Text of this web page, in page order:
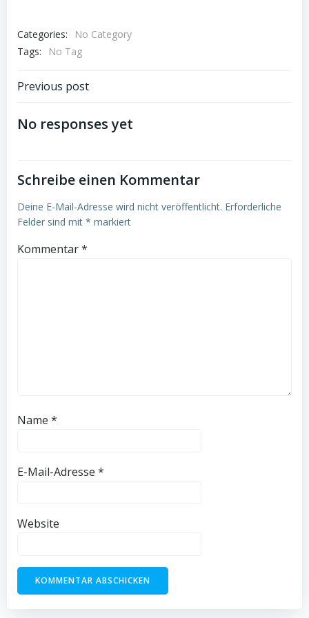
Categories:
No Category
Tags:
No Tag
Post
navigation
Previous post
No responses yet
Schreibe einen Kommentar
Deine E-Mail-Adresse wird nicht veröffentlicht. Erforderliche
Felder sind mit * markiert
Kommentar*
Name *
E-Mail-Adresse *
Website